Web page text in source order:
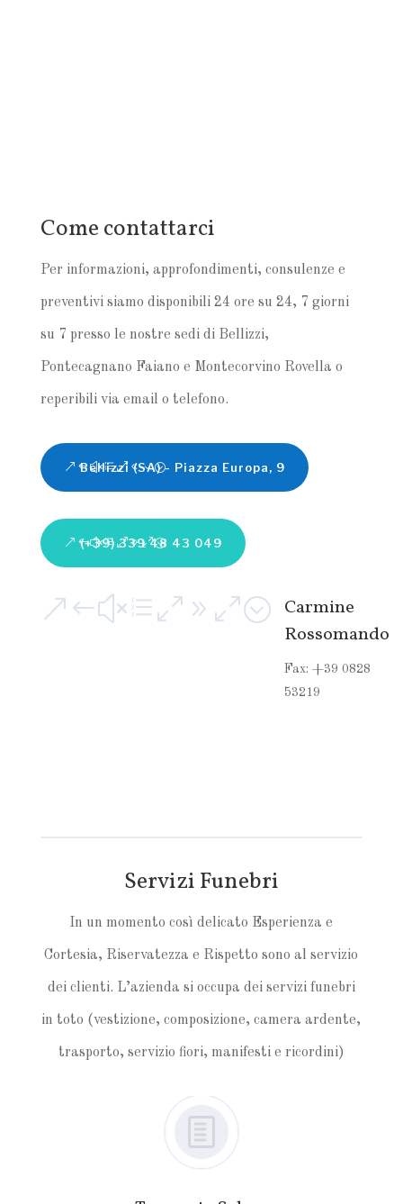
Come contattarci
Per informazioni, approfondimenti, consulenze e
preventivi siamo disponibili 24 ore su 24, 7 giorni
su 7 presso le nostre sedi di Bellizzi,
Pontecagnano Faiano e Montecorvino Rovella o
reperibili via email o telefono.
Bellizzi (SA) - Piazza Europa, 9
(+39) 339 48 43 049
&#xe090; Carmine
Rossomando
Fax: +39 0828
53219
Servizi Funebri
In un momento così delicato Esperienza e
Cortesia, Riservatezza e Rispetto sono al servizio
dei clienti. L’azienda si occupa dei servizi funebri
in toto (vestizione, composizione, camera ardente,
trasporto, servizio fiori, manifesti e ricordini)